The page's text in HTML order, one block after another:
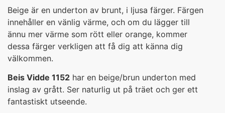
Beige är en underton av brunt, i ljusa färger. Färgen
innehåller en vänlig värme, och om du lägger till
ännu mer värme som rött eller orange, kommer
dessa färger verkligen att få dig att känna dig
välkommen.
Beis Vidde 1152 har en beige/brun underton med
inslag av grått. Ser naturlig ut på träet och ger ett
fantastiskt utseende.